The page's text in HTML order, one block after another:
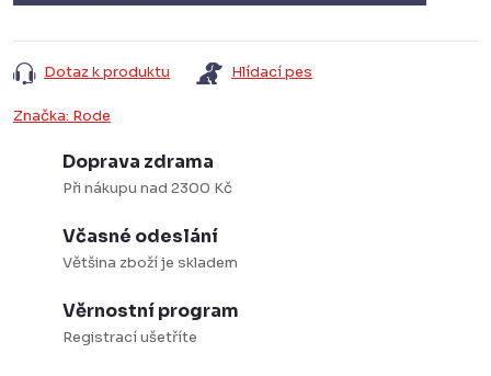
Dotaz k produktu Hlídací pes
Značka: Rode
Doprava zdrama
Při nákupu nad 2300 Kč
Včasné odeslání
Většina zboží je skladem
Věrnostní program
Registrací ušetříte